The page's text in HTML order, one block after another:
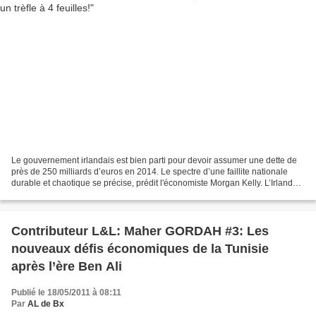
Le gouvernement irlandais est bien parti pour devoir assumer une dette de
près de 250 milliards d’euros en 2014. Le spectre d’une faillite nationale
durable et chaotique se précise, prédit l'économiste Morgan Kelly. L’Irlande
Contributeur L&L: Maher GORDAH #3: Les
nouveaux défis économiques de la Tunisie
après l’ère Ben Ali
Publié le 18/05/2011 à 08:11
Par AL de Bx